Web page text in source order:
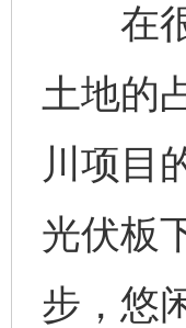
在很
土地的
川项目
光伏板
步，悠